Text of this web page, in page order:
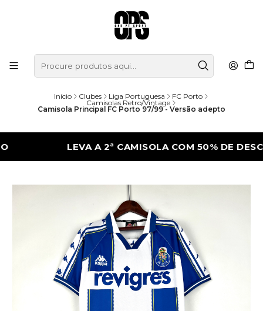
Início Clubes Liga Portuguesa FC Porto
Camisolas Retro/Vintage
Camisola Principal FC Porto 97/99 - Versão adepto
LEVA A 2ª CAMISOLA COM 50% DE DESCONTO